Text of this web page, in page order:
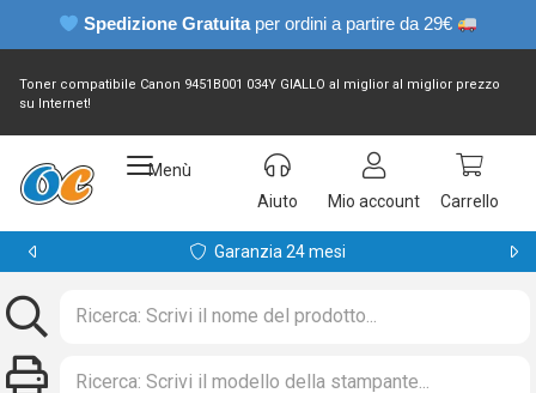
Spedizione Gratuita per ordini a partire da 29€
Toner compatibile Canon 9451B001 034Y GIALLO al miglior al miglior prezzo
su Internet!
Menù
Aiuto
Mio account Carrello
Garanzia 24 mesi